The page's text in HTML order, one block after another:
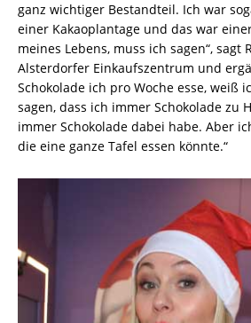
ganz wichtiger Bestandteil. Ich war
einer Kakaoplantage und das war
meines Lebens, muss ich sagen“, sagt
Alsterdorfer Einkaufszentrum und
Schokolade ich pro Woche esse, weiß
sagen, dass ich immer Schokolade zu
immer Schokolade dabei habe. Aber
die eine ganze Tafel essen könnte.“